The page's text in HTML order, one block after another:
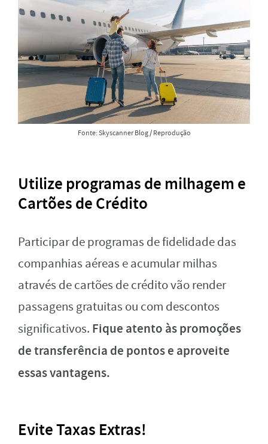
Fonte: Skyscanner Blog / Reprodução
Utilize programas de milhagem e
Cartões de Crédito
Participar de programas de fidelidade das
companhias aéreas e acumular milhas
através de cartões de crédito vão render
passagens gratuitas ou com descontos
significativos. Fique atento às promoções
de transferência de pontos e aproveite
essas vantagens.
Evite Taxas Extras!